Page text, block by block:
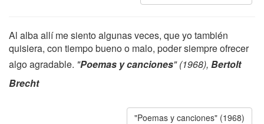
Al alba allí me siento algunas veces, que yo también
quisiera, con tiempo bueno o malo, poder siempre ofrecer
algo agradable. "Poemas y canciones" (1968), Bertolt
Brecht
"Poemas y canciones" (1968)